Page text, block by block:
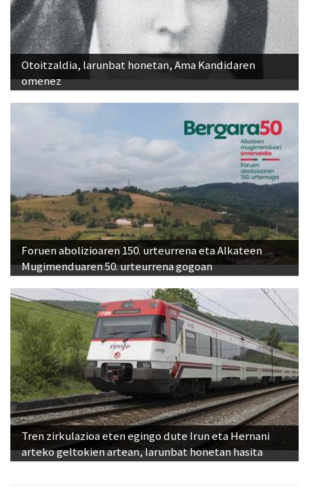
Otoitzaldia, larunbat honetan, Ama Kandidaren
omenez
Foruen abolizioaren 150. urteurrena eta Alkateen
Mugimenduaren 50. urteurrena gogoan
Tren zirkulazioa eten egingo dute Irun eta Hernani
arteko geltokien artean, larunbat honetan hasita